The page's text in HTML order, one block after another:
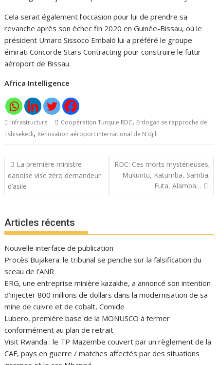
Cela serait également l’occasion pour lui de prendre sa
revanche après son échec fin 2020 en Guinée-Bissau, où le
président Umaro Sissoco Embaló lui a préféré le groupe
émirati Concorde Stars Contracting pour construire le futur
aéroport de Bissau.
Africa Intelligence
Infrastructure Coopération Turquie RDC, Erdogan se rapproche de
Tshisekedi, Rénovation aéroport international de N'djili
Navigation
de
l’article
La première ministre
danoise vise zéro demandeur
d’asile
RDC: Ces morts mystérieuses,
Mukuntu, Katumba, Samba,
Futa, Alamba…
Articles récents
Nouvelle interface de publication
Procès Bujakera: le tribunal se penche sur la falsification du
sceau de l’ANR
ERG, une entreprise minière kazakhe, a annoncé son intention
d’injecter 800 millions de dollars dans la modernisation de sa
mine de cuivre et de cobalt, Comide
Lubero, première base de la MONUSCO à fermer
conformément au plan de retrait
Visit Rwanda : le TP Mazembe couvert par un règlement de la
CAF, pays en guerre / matches affectés par des situations